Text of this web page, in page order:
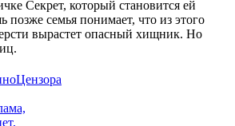
Секрет, который становится ей
семья понимает, что из этого
вырастет опасный хищник. Но